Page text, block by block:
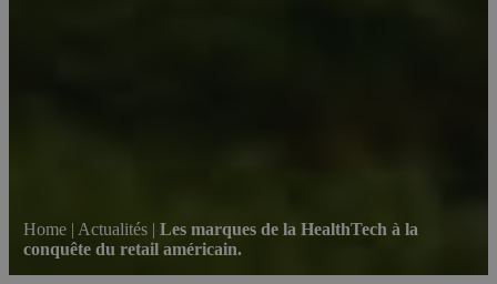
Home | Actualités |Les marques de la HealthTech à la
conquête du retail américain.